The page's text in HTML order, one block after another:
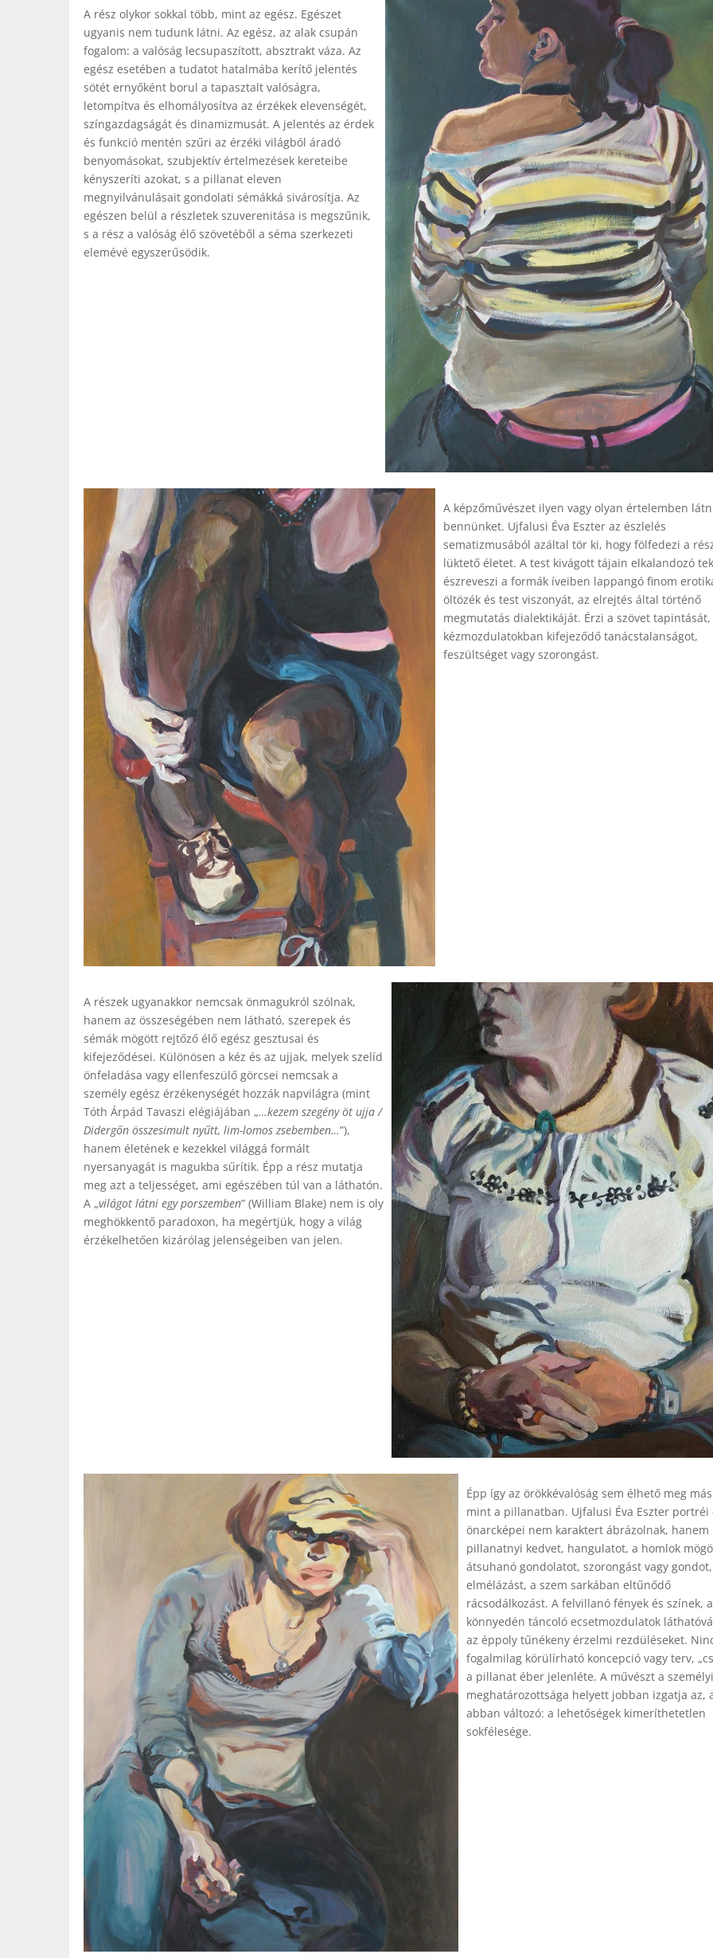
A rész olykor sokkal több, mint az egész. Egészet
ugyanis nem tudunk látni. Az egész, az alak csupán
fogalom: a valóság lecsupaszított, absztrakt váza. Az
egész esetében a tudatot hatalmába kerítő jelentés
sötét ernyőként borul a tapasztalt valóságra,
letompítva és elhomályosítva az érzékek elevenségét,
színgazdagságát és dinamizmusát. A jelentés az érdek
és funkció mentén szűri az érzéki világból áradó
benyomásokat, szubjektív értelmezések kereteibe
kényszeríti azokat, s a pillanat eleven
megnyilvánulásait gondolati sémákká sivárosítja. Az
egészen belül a részletek szuverenitása is megszűnik,
s a rész a valóság élő szövetéből a séma szerkezeti
elemévé egyszerűsödik.
A képzőművészet ilyen vagy olyan értelemben
bennünket. Ujfalusi Éva Eszter az észlelés
sematizmusából azáltal tör ki, hogy fölfedezi a
lüktető életet. A test kivágott tájain elkalandozó
észreveszi a formák íveiben lappangó finom
öltözék és test viszonyát, az elrejtés által történő
megmutatás dialektikáját. Érzi a szövet tapintását,
kézmozdulatokban kifejeződő tanácstalanságot,
feszültséget vagy szorongást.
A részek ugyanakkor nemcsak önmagukról szólnak,
hanem az összeségében nem látható, szerepek és
sémák mögött rejtőző élő egész gesztusai és
kifejeződései. Különösen a kéz és az ujjak, melyek szelíd
önfeladása vagy ellenfeszülő görcsei nemcsak a
személy egész érzékenységét hozzák napvilágra (mint
Tóth Árpád Tavaszi elégiájában „…kezem szegény öt ujja /
Didergőn összesimult nyűtt, lim-lomos zsebemben…”),
hanem életének e kezekkel világgá formált
nyersanyagát is magukba sűrítik. Épp a rész mutatja
meg azt a teljességet, ami egészében túl van a láthatón.
A „világot látni egy porszemben” (William Blake) nem is oly
meghökkentő paradoxon, ha megértjük, hogy a világ
érzékelhetően kizárólag jelenségeiben van jelen.
Épp így az örökkévalóság sem élhető meg
mint a pillanatban. Ujfalusi Éva Eszter portréi
önarcképei nem karaktert ábrázolnak, hanem
pillanatnyi kedvet, hangulatot, a homlok
átsuhanó gondolatot, szorongást vagy gondot,
elmélázást, a szem sarkában eltűnődő
rácsodálkozást. A felvillanó fények és színek, a
könnyedén táncoló ecsetmozdulatok
az éppoly tűnékeny érzelmi rezdüléseket.
fogalmilag körülírható koncepció vagy terv,
a pillanat éber jelenléte. A művészt a
meghatározottsága helyett jobban izgatja az,
abban változó: a lehetőségek kimeríthetetlen
sokfélesége.